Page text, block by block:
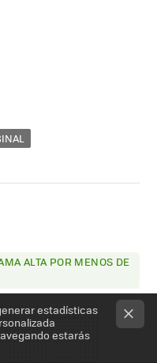
ALTA POR MENOS DE
estadísticas
estarás